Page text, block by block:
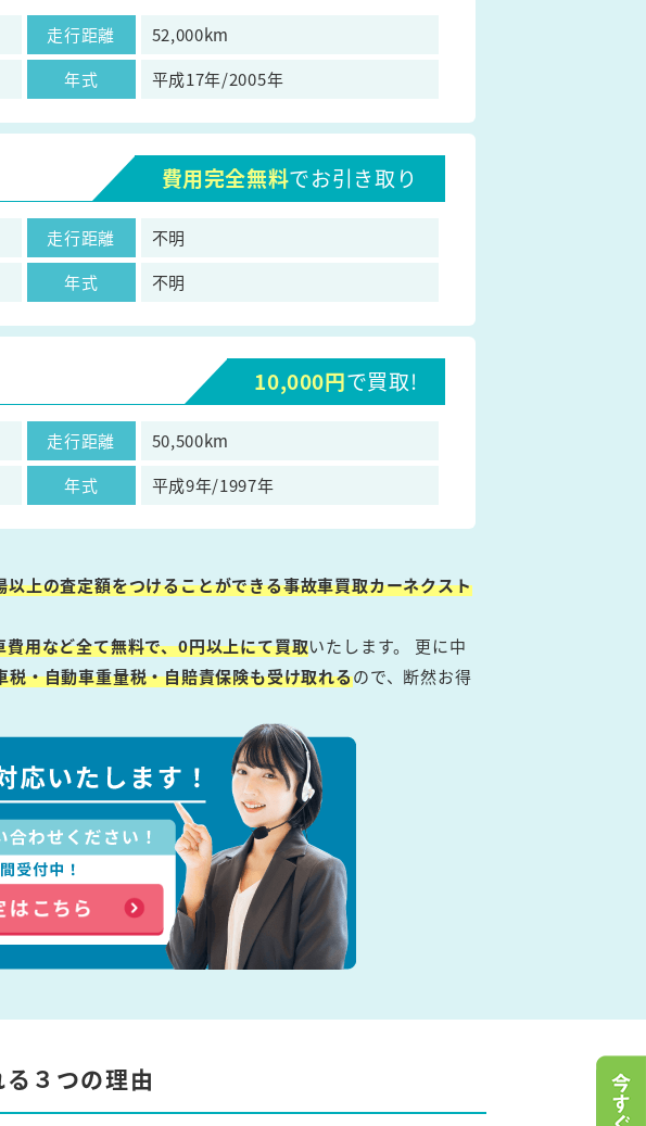
走行距離
52,000km
年式 平成17年/2005年
費用完全無料でお引き取り
走行距離
不明
年式 不明
10,000円で買取!
走行距離
50,500km
年式 平成9年/1997年
以上の査定額をつけることができる事故車買取カーネクスト
用など全て無料で、0円以上にて買取いたします。 更に中
税・自動車重量税・自賠責保険も受け取れるので、断然お得
３つの理由